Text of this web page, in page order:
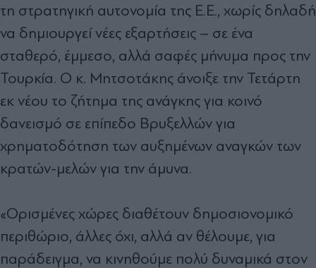
τη στρατηγική αυτονομία της Ε.Ε., χωρίς δηλαδή
να δημιουργεί νέες εξαρτήσεις – σε ένα
σταθερό, έμμεσο, αλλά σαφές μήνυμα προς την
Τουρκία. Ο κ. Μητσοτάκης άνοιξε την Τετάρτη
εκ νέου το ζήτημα της ανάγκης για κοινό
δανεισμό σε επίπεδο Βρυξελλών για
χρηματοδότηση των αυξημένων αναγκών των
κρατών-μελών για την άμυνα.
«Ορισμένες χώρες διαθέτουν δημοσιονομικό
περιθώριο, άλλες όχι, αλλά αν θέλουμε, για
παράδειγμα, να κινηθούμε πολύ δυναμικά στον